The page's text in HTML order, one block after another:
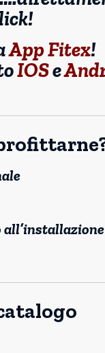
App Fitex!
IOSe